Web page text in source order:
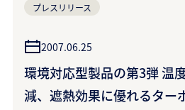
プレスリリース
2007.06.25
環境対応型製品の第3弾 温
減、遮熱効果に優れるター